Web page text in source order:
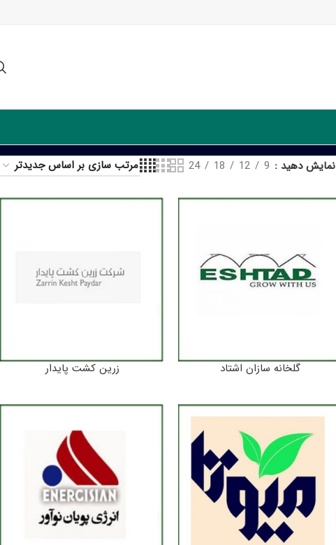
نمایش دهید 9
12
18
24
گلخانه سازان اشتاد زرین کشت پایدار